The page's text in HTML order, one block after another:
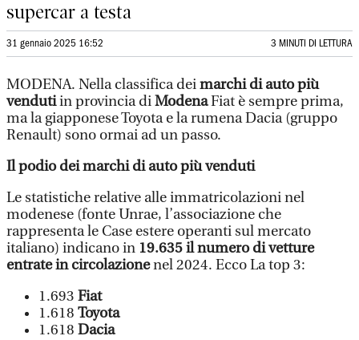
supercar a testa
31 gennaio 2025 16:52 3 MINUTI DI LETTURA
MODENA. Nella classifica deimarchi di auto più
vendutiin provincia diModenaFiat è sempre prima,
ma la giapponese Toyota e la rumena Dacia (gruppo
Renault) sono ormai ad un passo.
Il podio dei marchi di auto più venduti
Le statistiche relative alle immatricolazioni nel
modenese (fonte Unrae, l’associazione che
rappresenta le Case estere operanti sul mercato
italiano) indicano in 19.635 il numero di vetture
entrate in circolazionenel 2024. Ecco La top 3:
1.693 Fiat
1.618 Toyota
1.618 Dacia